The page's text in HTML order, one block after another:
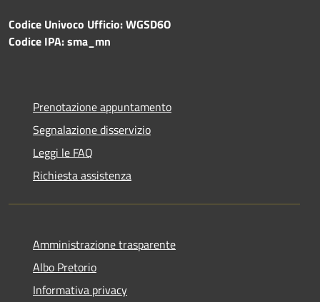
Codice Univoco Ufficio: WGSD6O
Codice IPA: sma_mn
Prenotazione appuntamento
Segnalazione disservizio
Leggi le FAQ
Richiesta assistenza
Amministrazione trasparente
Albo Pretorio
Informativa privacy